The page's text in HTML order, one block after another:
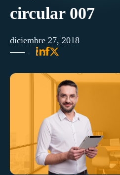
circular 007
diciembre 27, 2018